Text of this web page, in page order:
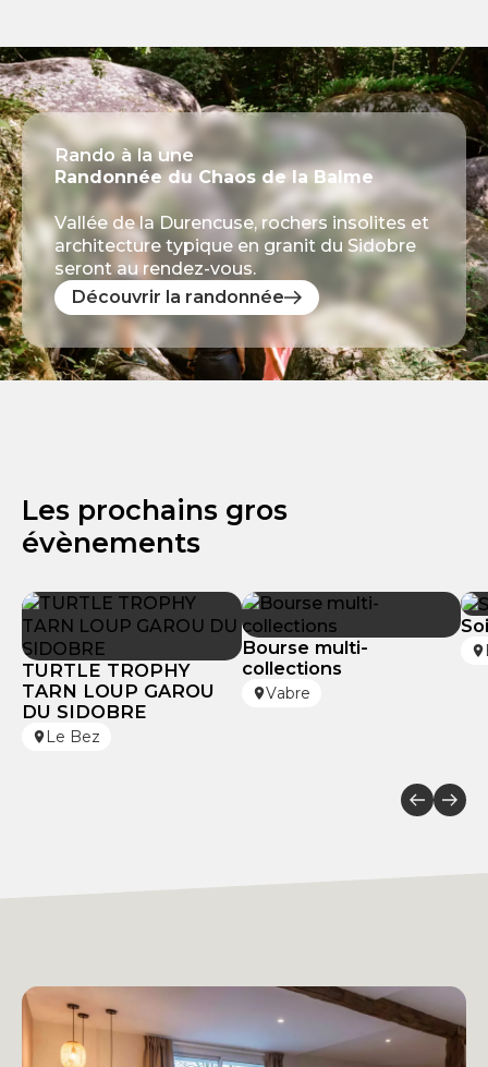
Rando à la une
Randonnée du Chaos de la Balme
Vallée de la Durencuse, rochers insolites et
architecture typique en granit du Sidobre
seront au rendez-vous.
Découvrir la randonnée
Les prochains gros
évènements
TURTLE TROPHY
TARN LOUP GAROU
DU SIDOBRE
Le Bez
Bourse multi-
collections
Vabre